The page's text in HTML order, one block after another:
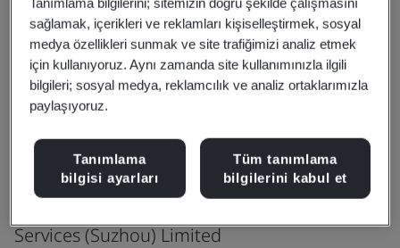
Paylaşın:
ISO 9001:2015
TT Electronics Integrated Manufacturing
Services (Suzhou) Limited
sağlamak, içerikleri ve reklamları kişiselleştirmek, sosyal
medya özellikleri sunmak ve site trafiğimizi analiz etmek
için kullanıyoruz. Aynı zamanda site kullanımınızla ilgili
bilgileri; sosyal medya, reklamcılık ve analiz ortaklarımızla
paylaşıyoruz.
Tanımlama
bilgisi ayarları
Tüm tanımlama
bilgilerini kabul et